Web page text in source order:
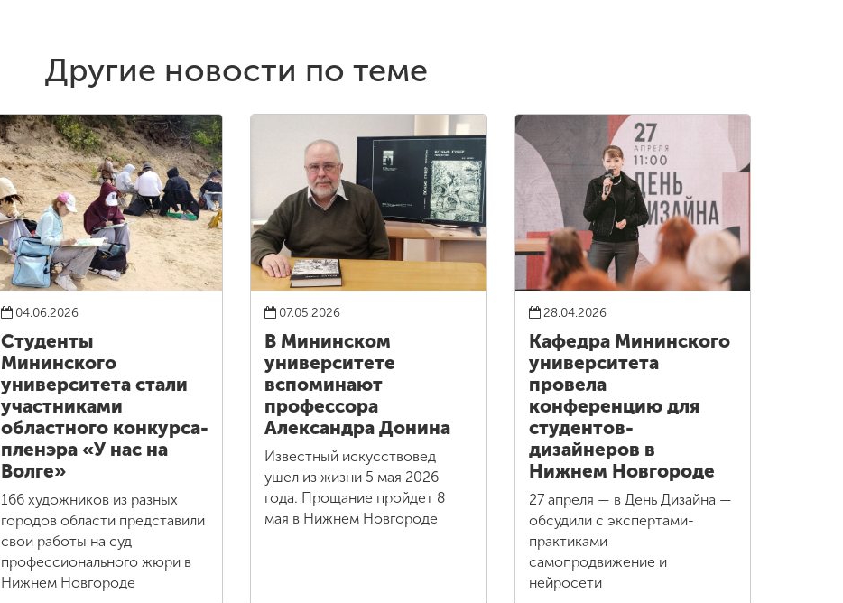
Другие новости по теме
04.06.2026
Студенты
Мининского
университета стали
участниками
областного конкурса-
пленэра «У нас на
Волге»
166 художников из разных
городов области представили
свои работы на суд
профессионального жюри в
Нижнем Новгороде
07.05.2026
В Мининском
университете
вспоминают
профессора
Александра Донина
Известный искусствовед
ушел из жизни 5 мая 2026
года. Прощание пройдет 8
мая в Нижнем Новгороде
28.04.2026
Кафедра Мининского
университета
провела
конференцию для
студентов-
дизайнеров в
Нижнем Новгороде
27 апреля — в День Дизайна —
обсудили с экспертами-
практиками
самопродвижение и
нейросети